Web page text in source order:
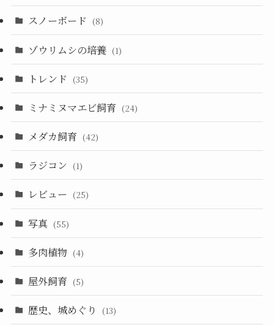
スノーボード (8)
ゾウリムシの培養 (1)
トレンド (35)
ミナミヌマエビ飼育 (24)
メダカ飼育 (42)
ラジコン (1)
レビュー (25)
写真 (55)
多肉植物 (4)
屋外飼育 (5)
歴史、城めぐり (13)